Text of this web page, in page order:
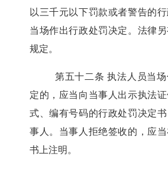
以三千元以下罚款或者警告的
当场作出行政处罚决定。法律
规定。
第五十二条 执法人员当
定的，应当向当事人出示执法
式、编有号码的行政处罚决定
事人。当事人拒绝签收的，应
书上注明。